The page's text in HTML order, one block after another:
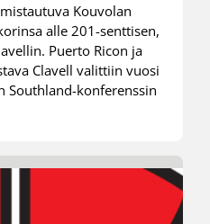
Kouvolan
alle 201-senttisen,
Puerto Ricon ja
Clavell valittiin vuosi
Southland-konferenssin